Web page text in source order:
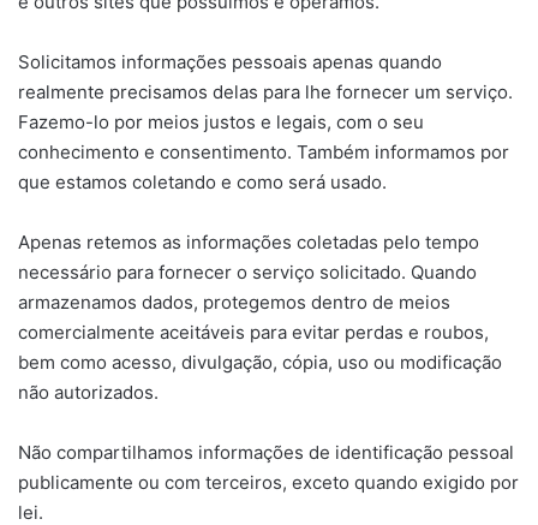
Solicitamos informações pessoais apenas quando
realmente precisamos delas para lhe fornecer um serviço.
Fazemo-lo por meios justos e legais, com o seu
conhecimento e consentimento. Também informamos por
que estamos coletando e como será usado.
Apenas retemos as informações coletadas pelo tempo
necessário para fornecer o serviço solicitado. Quando
armazenamos dados, protegemos dentro de meios
comercialmente aceitáveis ​​para evitar perdas e roubos,
bem como acesso, divulgação, cópia, uso ou modificação
não autorizados.
Não compartilhamos informações de identificação pessoal
publicamente ou com terceiros, exceto quando exigido por
lei.